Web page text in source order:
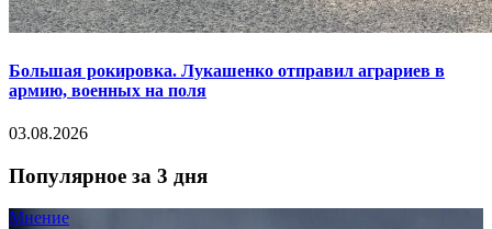
Большая рокировка. Лукашенко отправил аграриев в
армию, военных на поля
03.08.2026
Популярное за 3 дня
Мнение